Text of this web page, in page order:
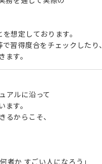
想定しております。
習得度合をチェックしたり、
す。
アルに沿って
す。
るからこそ、
か すごい人になろう」